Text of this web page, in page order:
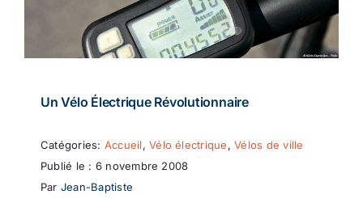
Un Vélo Électrique Révolutionnaire
Catégories: Accueil,Vélo électrique,Vélos de ville
Publié le : 6 novembre 2008
Par Jean-Baptiste